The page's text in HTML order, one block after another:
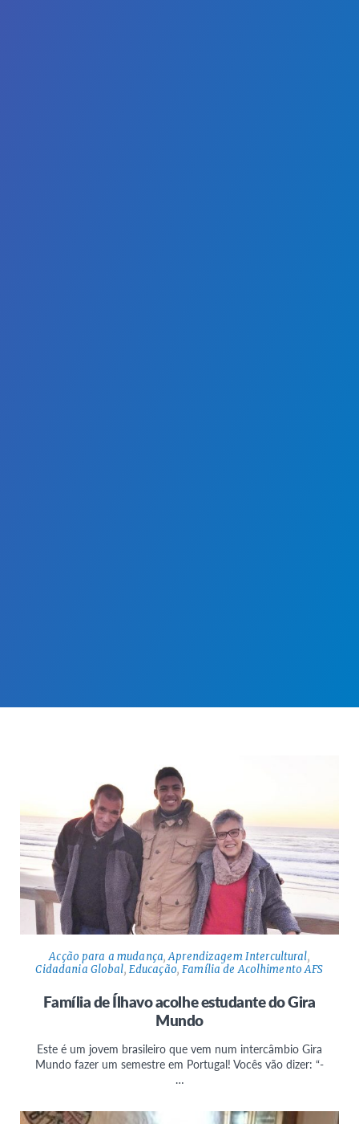
Acção para a mudança,Aprendizagem Intercultural,
Cidadania Global, Educação,Família de Acolhimento AFS
Família de Ílhavo acolhe estudante do Gira
Mundo
Este é um jovem brasileiro que vem num intercâmbio Gira
Mundo fazer um semestre em Portugal! Vocês vão dizer: “-
…